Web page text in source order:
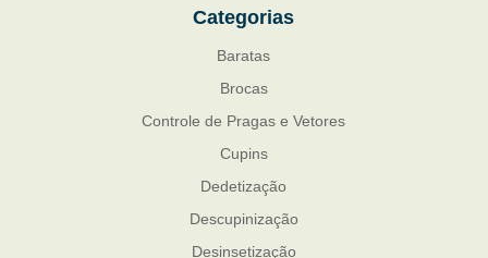
Categorias
Baratas
Brocas
Controle de Pragas e Vetores
Cupins
Dedetização
Descupinização
Desinsetização